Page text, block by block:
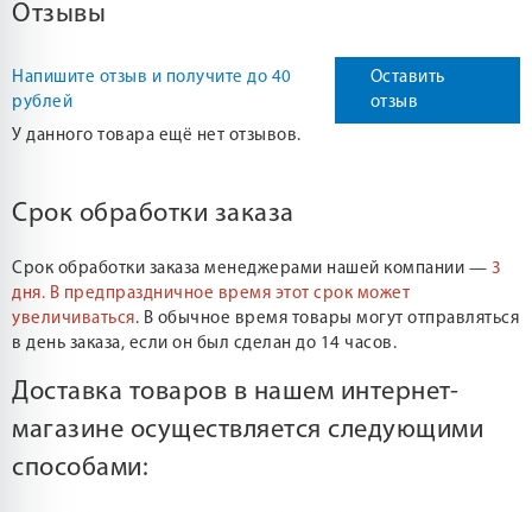
Отзывы
Напишите отзыв и получите до 40
рублей
Оставить
отзыв
У данного товара ещё нет отзывов.
Срок обработки заказа
Срок обработки заказа менеджерами нашей компании — 3
дня. В предпраздничное время этот срок может
увеличиваться. В обычное время товары могут отправляться
в день заказа, если он был сделан до 14 часов.
Доставка товаров в нашем интернет-
магазине осуществляется следующими
способами: